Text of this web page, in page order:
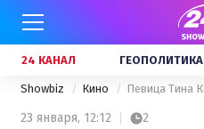
24 КАНАЛ ГЕОПОЛИТИКА
Showbiz Кино
23 января, 12:12 2